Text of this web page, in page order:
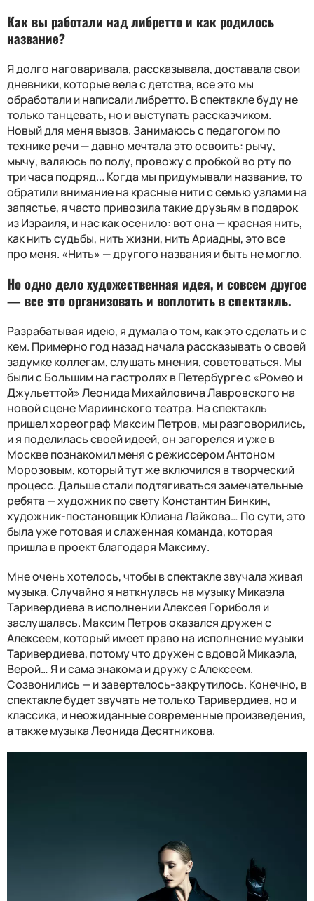
Как вы работали над либретто и как родилось
название?
Я долго наговаривала, рассказывала, доставала свои
дневники, которые вела с детства, все это мы
обработали и написали либретто. В спектакле буду не
только танцевать, но и выступать рассказчиком.
Новый для меня вызов. Занимаюсь с педагогом по
технике речи — давно мечтала это освоить: рычу,
мычу, валяюсь по полу, провожу с пробкой во рту по
три часа подряд... Когда мы придумывали название, то
обратили внимание на красные нити с семью узлами на
запястье, я часто привозила такие друзьям в подарок
из Израиля, и нас как осенило: вот она — красная нить,
как нить судьбы, нить жизни, нить Ариадны, это все
про меня. «Нить» — другого названия и быть не могло.
Но одно дело художественная идея, и совсем другое
— все это организовать и воплотить в спектакль.
Разрабатывая идею, я думала о том, как это сделать и с
кем. Примерно год назад начала рассказывать о своей
задумке коллегам, слушать мнения, советоваться. Мы
были с Большим на гастролях в Петербурге с «Ромео и
Джульеттой» Леонида Михайловича Лавровского на
новой сцене Мариинского театра. На спектакль
пришел хореограф Максим Петров, мы разговорились,
и я поделилась своей идеей, он загорелся и уже в
Москве познакомил меня с режиссером Антоном
Морозовым, который тут же включился в творческий
процесс. Дальше стали подтягиваться замечательные
ребята — художник по свету Константин Бинкин,
художник-постановщик Юлиана Лайкова… По сути, это
была уже готовая и слаженная команда, которая
пришла в проект благодаря Максиму.
Мне очень хотелось, чтобы в спектакле звучала живая
музыка. Случайно я наткнулась на музыку Микаэла
Таривердиева в исполнении Алексея Гориболя и
заслушалась. Максим Петров оказался дружен с
Алексеем, который имеет право на исполнение музыки
Таривердиева, потому что дружен с вдовой Микаэла,
Верой… Я и сама знакома и дружу с Алексеем.
Созвонились — и завертелось-закрутилось. Конечно, в
спектакле будет звучать не только Таривердиев, но и
классика, и неожиданные современные произведения,
а также музыка Леонида Десятникова.